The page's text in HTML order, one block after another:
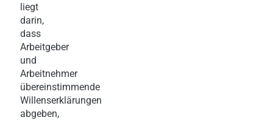
liegt
darin,
dass
Arbeitgeber
und
Arbeitnehmer
übereinstimmende
Willenserklärungen
abgeben,